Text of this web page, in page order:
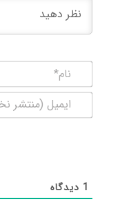
1 دیدگاه